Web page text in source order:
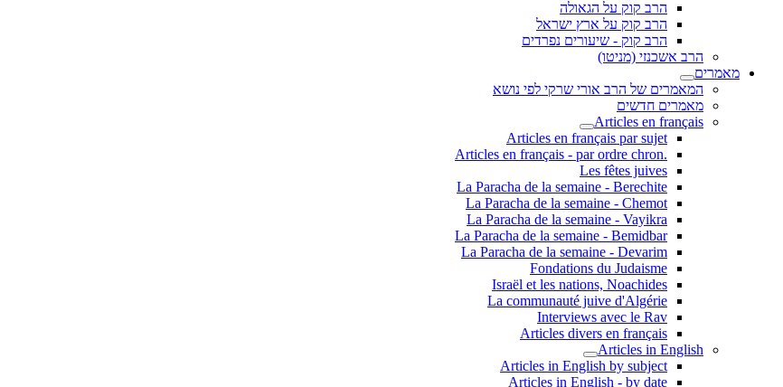
הרב קוק על הגאולה
הרב קוק על ארץ ישראל
הרב קוק - שיעורים נפרדים
הרב אשכנזי (מניטו)
מאמרים
המאמרים של הרב אורי שרקי לפי נושא
מאמרים חדשים
Articles en français
Articles en français par sujet
.Articles en français - par ordre chron
Les fêtes juives
La Paracha de la semaine - Berechite
La Paracha de la semaine - Chemot
La Paracha de la semaine - Vayikra
La Paracha de la semaine - Bemidbar
La Paracha de la semaine - Devarim
Fondations du Judaisme
Israël et les nations, Noachides
La communauté juive d'Algérie
Interviews avec le Rav
Articles divers en français
Articles in English
Articles in English by subject
Articles in English - by date